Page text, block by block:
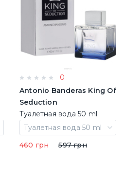
0
Antonio Banderas King Of
Seduction
Туалетная вода 50 ml
(8411061784280)
Туалетная вода 50 ml
460 грн
597 грн